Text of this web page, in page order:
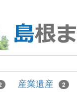
産業遺産 2